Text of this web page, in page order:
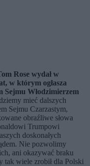
Rose wydał w
w którym ogłasza
Sejmu Włodzimierzem
mieć dalszych
Sejmu Czarzastym,
obraźliwe słowa
Trumpowi
doskonałych
Nie pozwolimy
ani okazywać braku
tak wiele zrobił dla Polski